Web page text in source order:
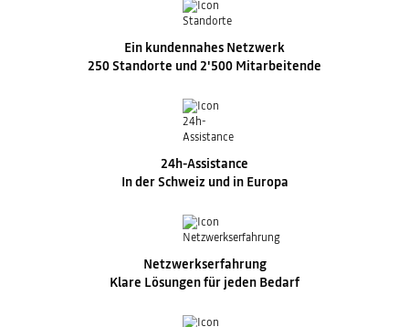
Ein kundennahes Netzwerk
250 Standorte und 2'500 Mitarbeitende
24h-Assistance
In der Schweiz und in Europa
Netzwerkserfahrung
Klare Lösungen für jeden Bedarf